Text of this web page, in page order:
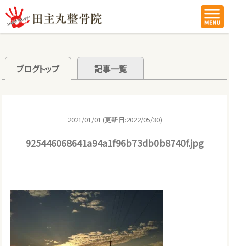
ブログトップ 記事一覧
2021/01/01 (更新日:2022/05/30)
925446068641a94a1f96b73db0b8740f.jpg